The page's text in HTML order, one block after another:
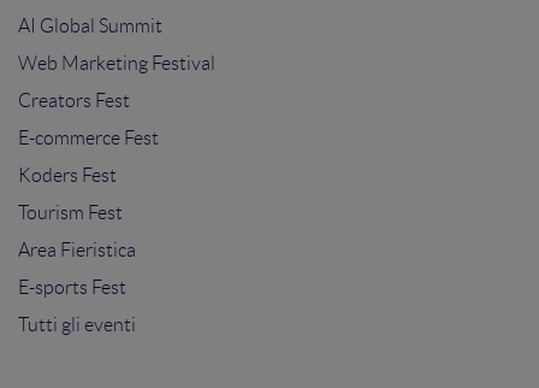
AI Global Summit
Web Marketing Festival
Creators Fest
E-commerce Fest
Koders Fest
Tourism Fest
Area Fieristica
E-sports Fest
Tutti gli eventi